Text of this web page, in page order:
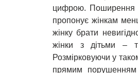
цифрою. Поширення
пропонує жінкам
жінку брати
жінки з дітьми –
Розмірковуючи у
прямим порушенням